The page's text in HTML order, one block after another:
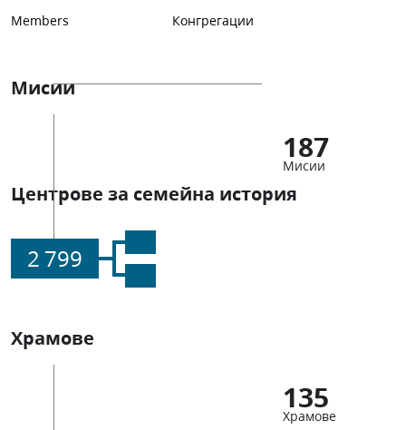
Members Конгрегации
Мисии
187
Мисии
Центрове за семейна история
2 799
Храмове
135
Храмове